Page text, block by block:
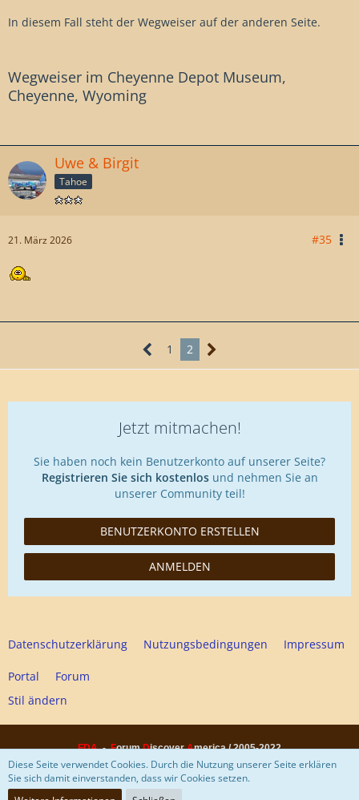
In diesem Fall steht der Wegweiser auf der anderen Seite.
Wegweiser im Cheyenne Depot Museum,
Cheyenne, Wyoming
Uwe & Birgit
Tahoe
21. März 2026 #35
1 2
Jetzt mitmachen!
Sie haben noch kein Benutzerkonto auf unserer Seite?
Registrieren Sie sich kostenlosund nehmen Sie an
unserer Community teil!
BENUTZERKONTO ERSTELLEN
ANMELDEN
Stil ändern
Datenschutzerklärung Nutzungsbedingungen Impressum
Portal Forum
FDA-ForumDiscoverAmerica / 2005-2022
Diese Webseite hat keinen finanziellen Hintergrund und ist rein privater
Natur!
Diese Seite verwendet Cookies. Durch die Nutzung unserer Seite erklären
Sie sich damit einverstanden, dass wir Cookies setzen.